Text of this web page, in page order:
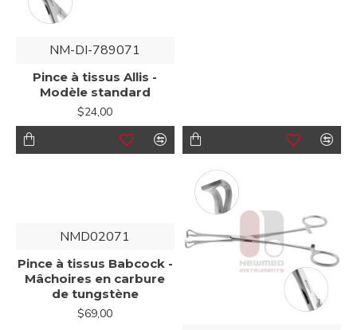
NM-DI-789071
Pince à tissus Allis -
Modèle standard
$24,00
NMD02071
Pince à tissus Babcock -
Mâchoires en carbure
de tungstène
$69,00